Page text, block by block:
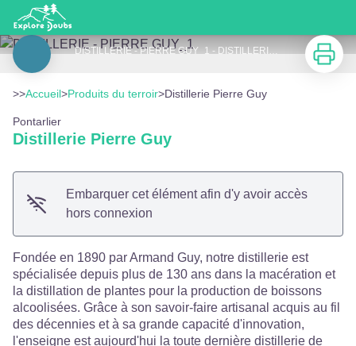
Distillerie Pierre Guy
DISTILLERIE - PIERRE GUY_1 - DISTILLERIE - PIERRE GUY
Voir l'image en plein écran
Imprimer
>>Accueil>Produits du terroir>Distillerie Pierre Guy
Pontarlier
Distillerie Pierre Guy
Embarquer cet élément afin d'y avoir accès
hors connexion
Fondée en 1890 par Armand Guy, notre distillerie est
spécialisée depuis plus de 130 ans dans la macération et
la distillation de plantes pour la production de boissons
alcoolisées. Grâce à son savoir-faire artisanal acquis au fil
des décennies et à sa grande capacité d'innovation,
l'enseigne est aujourd'hui la toute dernière distillerie de